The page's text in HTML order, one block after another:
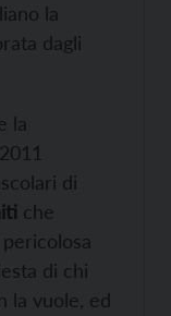
la
dagli
la
di
che
di chi
la vuole, ed